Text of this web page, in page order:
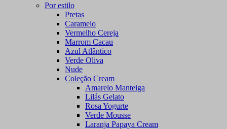
Por estilo
Pretas
Caramelo
Vermelho Cereja
Marrom Cacau
Azul Atlântico
Verde Oliva
Nude
Coleção Cream
Amarelo Manteiga
Lilás Gelato
Rosa Yogurte
Verde Mousse
Laranja Papaya Cream